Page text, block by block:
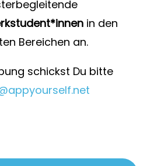
in den
Bereichen an.
schickst Du bitte